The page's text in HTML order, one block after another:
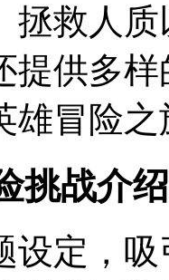
拯救人
提供多
雄冒险之
挑战介绍
设定，